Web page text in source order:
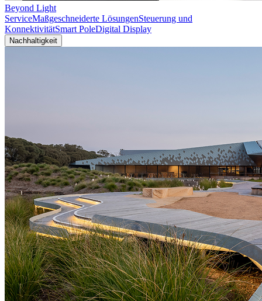
Beyond Light
ServiceMaßgeschneiderte LösungenSteuerung und
KonnektivitätSmart PoleDigital Display
Nachhaltigkeit